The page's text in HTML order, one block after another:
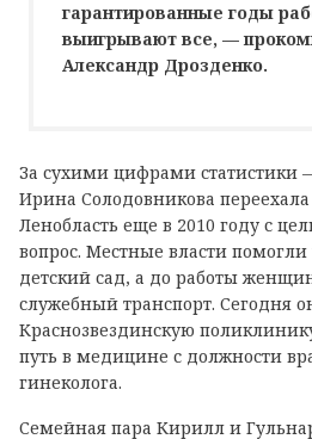
гарантированные годы
выигрывают все, —
Александр Дрозденко.
За сухими цифрами статистики
Ирина Солодовникова переехала
Ленобласть еще в 2010 году с
вопрос. Местные власти помогли
детский сад, а до работы
служебный транспорт. Сегодня
Краснозвездинскую
путь в медицине с должности
гинеколога.
Семейная пара Кирилл и